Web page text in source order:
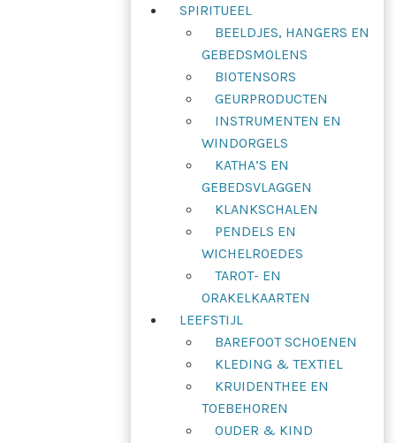
SPIRITUEEL
BEELDJES, HANGERS EN
GEBEDSMOLENS
BIOTENSORS
GEURPRODUCTEN
INSTRUMENTEN EN
WINDORGELS
KATHA’S EN
GEBEDSVLAGGEN
KLANKSCHALEN
PENDELS EN
WICHELROEDES
TAROT- EN
ORAKELKAARTEN
LEEFSTIJL
BAREFOOT SCHOENEN
KLEDING & TEXTIEL
KRUIDENTHEE EN
TOEBEHOREN
OUDER & KIND